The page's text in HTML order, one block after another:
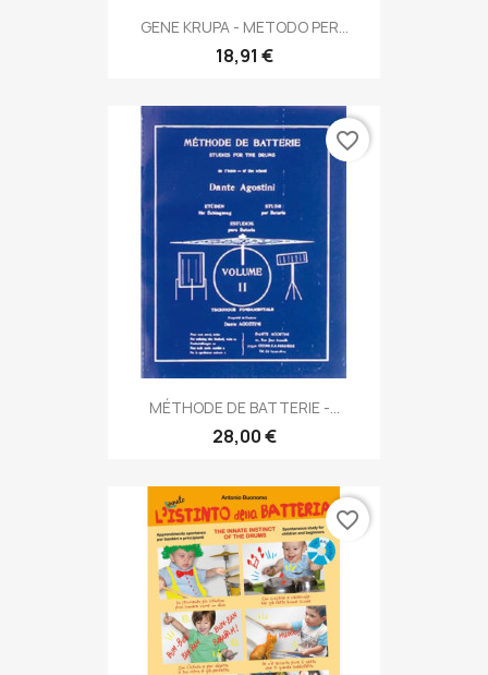
GENE KRUPA - METODO PER...
18,91 €
MÉTHODE DE BATTERIE -...
28,00 €
favorite_border
favorite_border